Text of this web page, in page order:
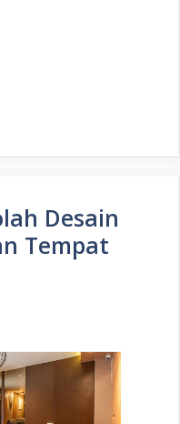
Desain
Tempat